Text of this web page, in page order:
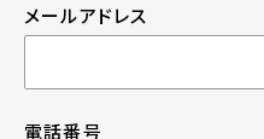
メールアドレス
電話番号